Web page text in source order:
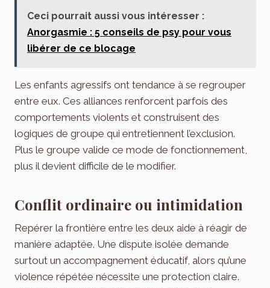
Ceci pourrait aussi vous intéresser :
Anorgasmie : 5 conseils de psy pour vous
libérer de ce blocage
Les enfants agressifs ont tendance à se regrouper
entre eux. Ces alliances renforcent parfois des
comportements violents et construisent des
logiques de groupe qui entretiennent l’exclusion.
Plus le groupe valide ce mode de fonctionnement,
plus il devient difficile de le modifier.
Conflit ordinaire ou intimidation
Repérer la frontière entre les deux aide à réagir de
manière adaptée. Une dispute isolée demande
surtout un accompagnement éducatif, alors qu’une
violence répétée nécessite une protection claire.